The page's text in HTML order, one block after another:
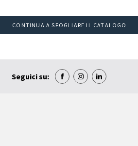
CONTINUA A SFOGLIARE IL CATALOGO
Seguici su: